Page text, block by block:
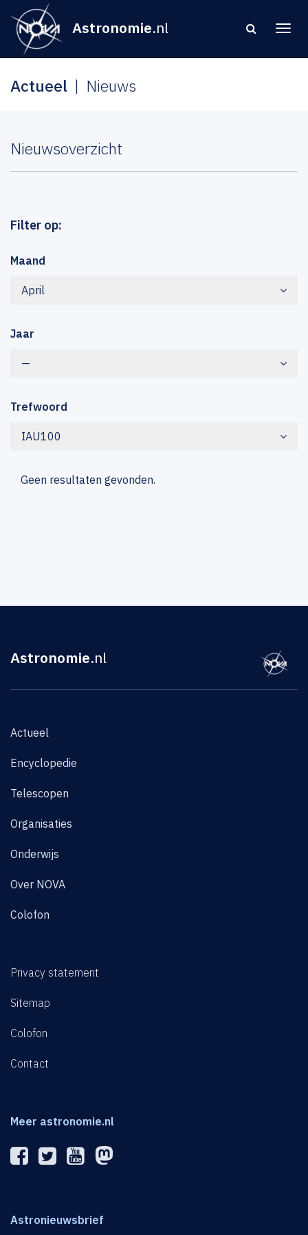
Astronomie.nl
Actueel Nieuws
Nieuwsoverzicht
Filter op:
Maand
April
Jaar
—
Trefwoord
IAU100
Geen resultaten gevonden.
Astronomie.nl
Actueel
Encyclopedie
Telescopen
Organisaties
Onderwijs
Over NOVA
Colofon
Privacy statement
Sitemap
Colofon
Contact
Meer astronomie.nl
Astronieuwsbrief